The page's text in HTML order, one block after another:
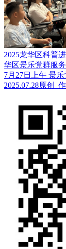
2025龙华区科普
华区景乐党群服
7月27日上午 景
2025.07.28原创